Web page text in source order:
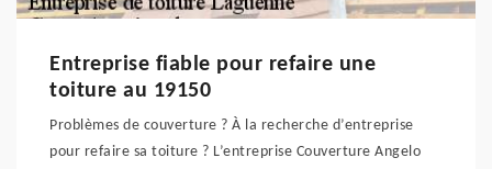
Entreprise fiable pour refaire une
toiture au 19150
Problèmes de couverture ? À la recherche d’entreprise
pour refaire sa toiture ? L’entreprise Couverture Angelo